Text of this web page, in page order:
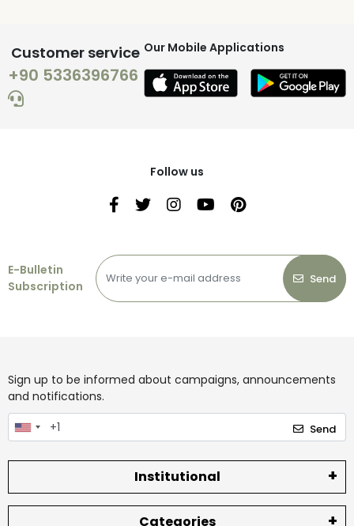
Customer service
+90 5336396766
Our Mobile Applications
Follow us
E-Bulletin
Subscription
Send
Sign up to be informed about campaigns, announcements
and notifications.
Send
Institutional
Categories